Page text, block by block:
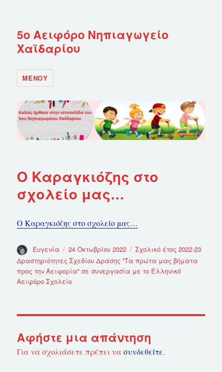
5ο Αειφόρο Νηπιαγωγείο
Χαϊδαρίου
ΜΕΝΟΎ
Ο Καραγκιόζης στο
σχολείο μας…
Ο Καραγκιόζης στο σχολείο μας…
Συντάκτης
Ευγενία
Δημοσιεύτηκε
την
24 Οκτωβρίου 2022 Κατηγορίες
Σχολικό έτος 2022-23
Δραστηριότητες Σχεδίου Δράσης ''Τα πρώτα μας βήματα
προς την Αειφορία'' σε συνεργασία με το Ελληνικό
Αειφόρο Σχολείο
Αφήστε μια απάντηση
Για να σχολιάσετε πρέπει νασυνδεθείτε.